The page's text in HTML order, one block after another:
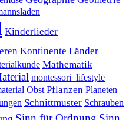
Kinderlieder
Kontinente Länder
Mathematik
montessori_lifestyle
Obst Pflanzen Planeten
Schnittmuster Schrauben